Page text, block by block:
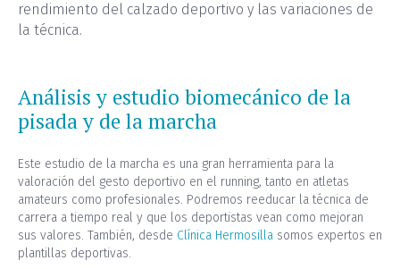
rendimiento del calzado deportivo y las variaciones de
la técnica.
Análisis y estudio biomecánico de la
pisada y de la marcha
Este estudio de la marcha es una gran herramienta para la
valoración del gesto deportivo en el running, tanto en atletas
amateurs como profesionales. Podremos reeducar la técnica de
carrera a tiempo real y que los deportistas vean como mejoran
sus valores. También, desde Clínica Hermosilla somos expertos en
plantillas deportivas.